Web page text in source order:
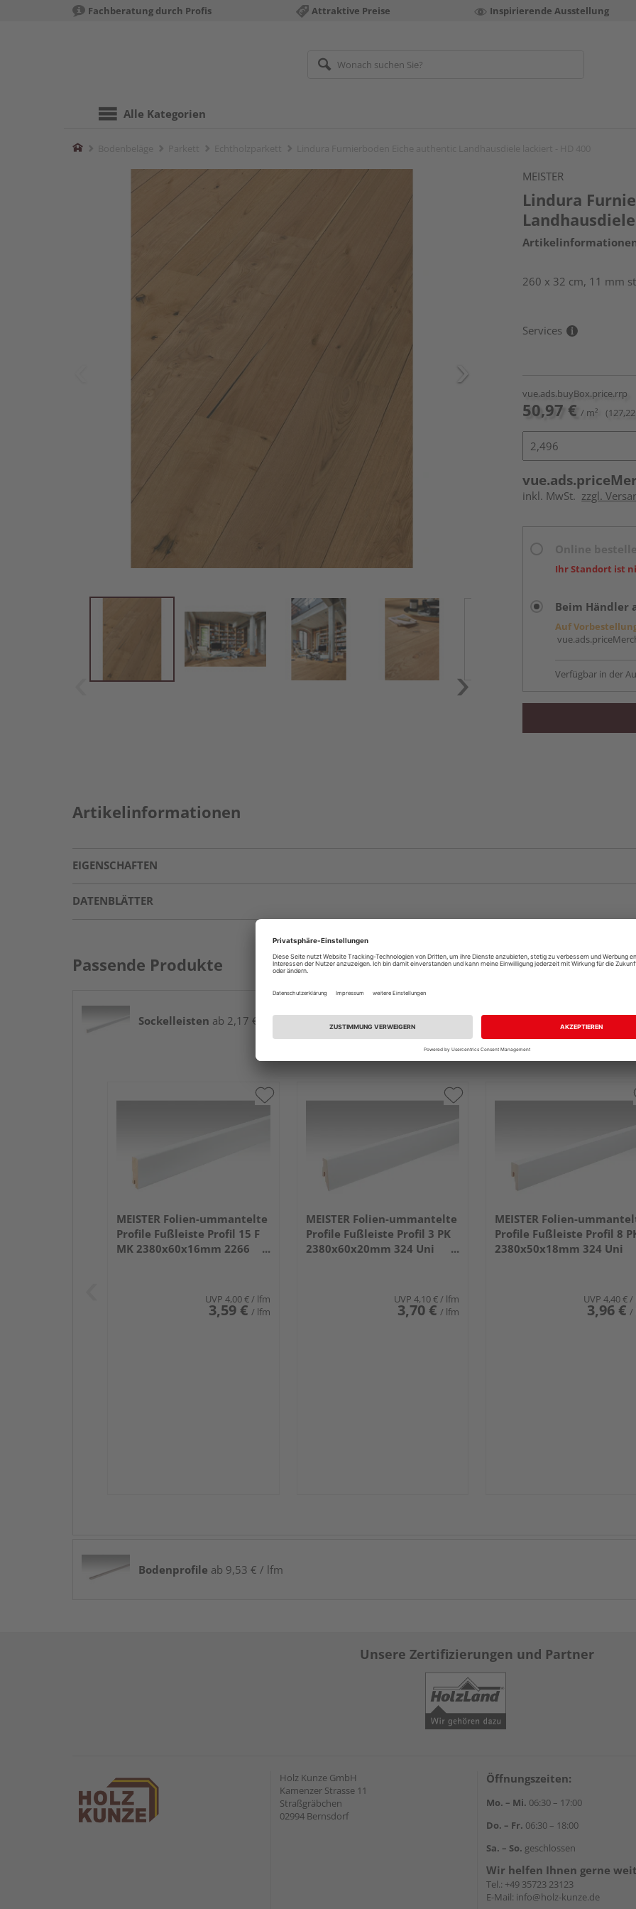
Fachberatung durch Profis Attraktive Preise Inspirierende Ausstellung
Alle Kategorien
Home
MEISTER
Lindura
260 x 32 cm, 11 mm
Services
vue.ads.buyBox.price.rrp
50,97 € / m²
inkl. MwSt. zzgl.
Ihr Standort ist
Beim Händler
Auf
Verfügbar in der
Artikelinformationen
EIGENSCHAFTEN
DATENBLÄTTER
Passende Produkte
Sockelleisten ab 2,17 € / lfm
MEISTER Folien-ummantelte
Profile Fußleiste Profil 15 F
MK 2380x60x16mm 2266
UVP 4,00 €/ lfm
3,59 € / lfm
MEISTER Folien-ummantelte
Profile Fußleiste Profil 3 PK
2380x60x20mm 324 Uni
UVP 4,10 €/ lfm
3,70 € / lfm
MEISTER Folien-
Profile Fußleiste Profil 8
2380x50x18mm 324 Uni
UVP 4,40 €/
3,96 € /
Bodenprofile ab 9,53 € / lfm
Unsere Zertifizierungen und Partner
Holz Kunze GmbH
Kamenzer Strasse 11
Straßgräbchen
02994 Bernsdorf
Öffnungszeiten:
Mo. – Mi. 06:30 – 17:00
Do. – Fr. 06:30 – 18:00
Sa. – So. geschlossen
Wir helfen Ihnen gerne
Tel.: +49 35723 23123
E-Mail: info@holz-kunze.de